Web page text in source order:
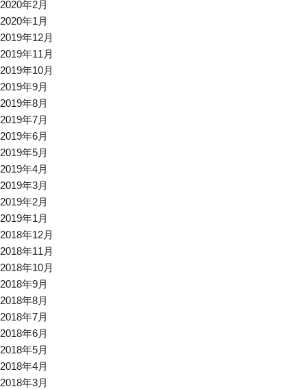
2020年2月
2020年1月
2019年12月
2019年11月
2019年10月
2019年9月
2019年8月
2019年7月
2019年6月
2019年5月
2019年4月
2019年3月
2019年2月
2019年1月
2018年12月
2018年11月
2018年10月
2018年9月
2018年8月
2018年7月
2018年6月
2018年5月
2018年4月
2018年3月